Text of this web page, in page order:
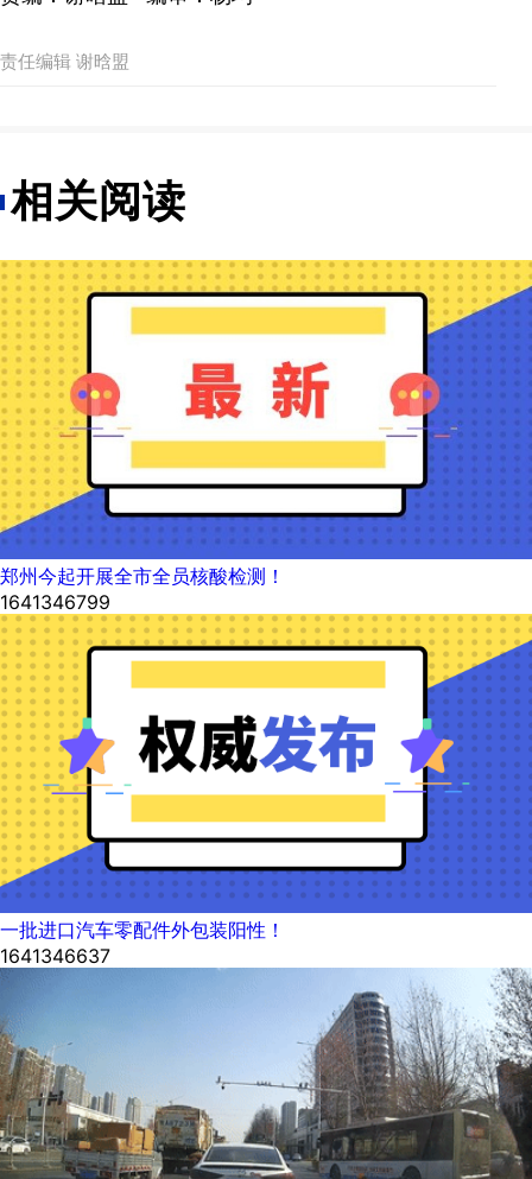
责任编辑 谢晗盟
相关阅读
郑州今起开展全市全员核酸检测！
1641346799
一批进口汽车零配件外包装阳性！
1641346637